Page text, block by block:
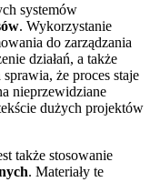
systemów
. Wykorzystanie
do zarządzania
działań, a także
że proces staje
nieprzewidziane
dużych projektów
także stosowanie
. Materiały te